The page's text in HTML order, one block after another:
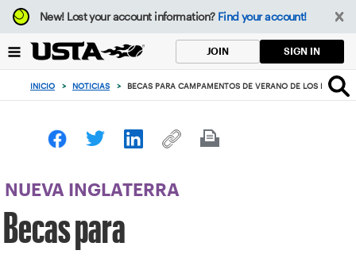
Enfoque
desde
botón
volver
principio
New!Lost your account information? Find your account!
JOIN SIGN IN
INICIO > NOTICIAS > BECAS PARA CAMPAMENTOS DE VERANO DE LOS
NUEVA INGLATERRA
Becas para